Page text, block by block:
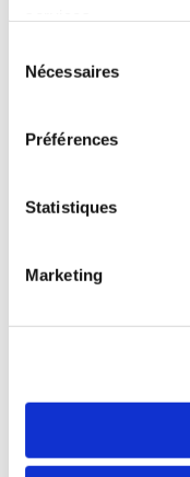
Nécessaires
Préférences
Statistiques
Marketing